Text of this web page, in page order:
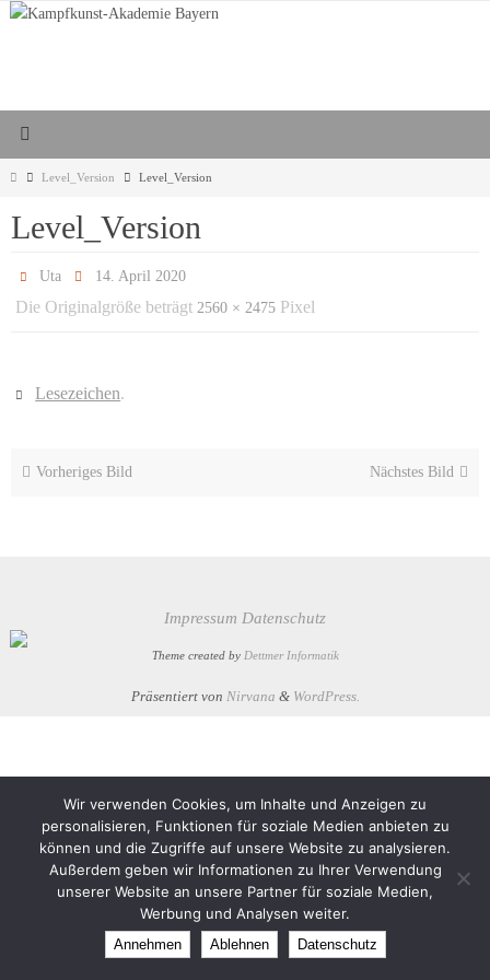
Zum
StartLevel_Version Level_Version
Level_Version
Uta 14. April 2020
Die Originalgröße beträgt 2560 × 2475 Pixel
Lesezeichen.
Vorheriges Bild Nächstes Bild
Impressum Datenschutz
Theme created by Dettmer Informatik
Präsentiert von Nirvana & WordPress.
Wir verwenden Cookies, um Inhalte und Anzeigen zu
personalisieren, Funktionen für soziale Medien anbieten zu
können und die Zugriffe auf unsere Website zu analysieren.
Außerdem geben wir Informationen zu Ihrer Verwendung
unserer Website an unsere Partner für soziale Medien,
Werbung und Analysen weiter.
Annehmen Ablehnen Datenschutz